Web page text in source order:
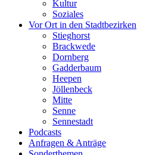
Kultur
Soziales
Vor Ort in den Stadtbezirken
Stieghorst
Brackwede
Dornberg
Gadderbaum
Heepen
Jöllenbeck
Mitte
Senne
Sennestadt
Podcasts
Anfragen & Anträge